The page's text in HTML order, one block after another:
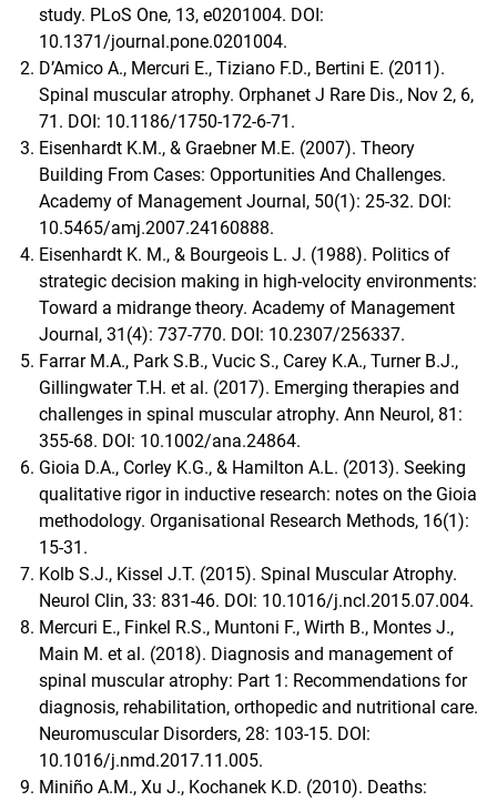
study. PLoS One, 13, e0201004. DOI:
10.1371/journal.pone.0201004.
D’Amico A., Mercuri E., Tiziano F.D., Bertini E. (2011).
Spinal muscular atrophy. Orphanet J Rare Dis., Nov 2, 6,
71. DOI: 10.1186/1750-172-6-71.
Eisenhardt K.M., & Graebner M.E. (2007). Theory
Building From Cases: Opportunities And Challenges.
Academy of Management Journal, 50(1): 25-32. DOI:
10.5465/amj.2007.24160888.
Eisenhardt K. M., & Bourgeois L. J. (1988). Politics of
strategic decision making in high-velocity environments:
Toward a midrange theory. Academy of Management
Journal, 31(4): 737-770. DOI: 10.2307/256337.
Farrar M.A., Park S.B., Vucic S., Carey K.A., Turner B.J.,
Gillingwater T.H. et al. (2017). Emerging therapies and
challenges in spinal muscular atrophy. Ann Neurol, 81:
355-68. DOI: 10.1002/ana.24864.
Gioia D.A., Corley K.G., & Hamilton A.L. (2013). Seeking
qualitative rigor in inductive research: notes on the Gioia
methodology. Organisational Research Methods, 16(1):
15-31.
Kolb S.J., Kissel J.T. (2015). Spinal Muscular Atrophy.
Neurol Clin, 33: 831-46. DOI: 10.1016/j.ncl.2015.07.004.
Mercuri E., Finkel R.S., Muntoni F., Wirth B., Montes J.,
Main M. et al. (2018). Diagnosis and management of
spinal muscular atrophy: Part 1: Recommendations for
diagnosis, rehabilitation, orthopedic and nutritional care.
Neuromuscular Disorders, 28: 103-15. DOI:
10.1016/j.nmd.2017.11.005.
Miniño A.M., Xu J., Kochanek K.D. (2010). Deaths: